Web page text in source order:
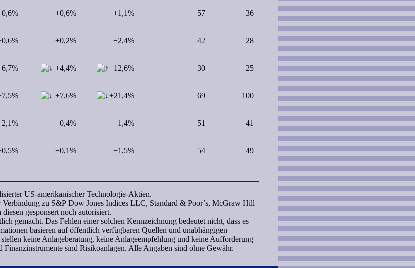
+0,6% +1,1% 57 36
+0,2% −2,4% 42 28
+4,4% −12,6% 30 25
+7,6% +21,4% 69 100
−0,4% −1,4% 51 41
−0,1% −1,5% 54 49
US-amerikanischer Technologie-Aktien.
zu S&P Dow Jones Indices LLC, Standard & Poor’s, McGraw Hill
gesponsert noch autorisiert.
gemacht. Das Fehlen einer solchen Kennzeichnung bedeutet nicht, dass es
basieren auf öffentlich verfügbaren Quellen und unabhängigen
keine Anlageberatung, keine Anlageempfehlung und keine Aufforderung
sind Risikoanlagen. Alle Angaben sind ohne Gewähr.